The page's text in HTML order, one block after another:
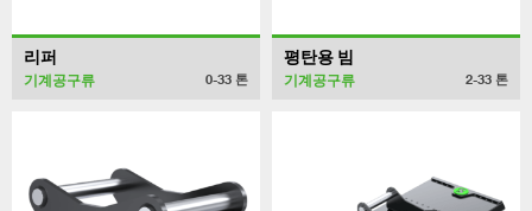
리퍼
기계공구류 0-33 톤
평탄용 빔
기계공구류 2-33 톤